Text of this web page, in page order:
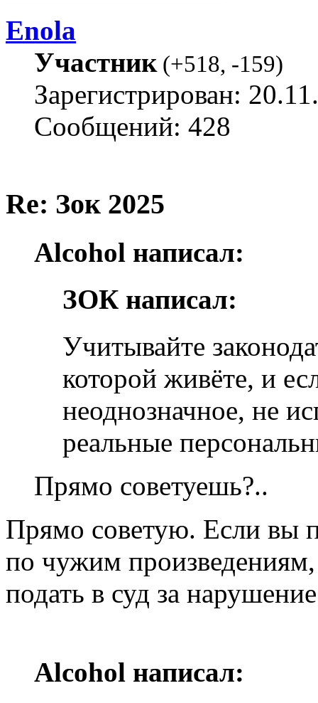
Enola
Участник(+518, -159)
Зарегистрирован:
Сообщений: 428
Re: Зок 2025
Alcohol написал:
ЗОК написал:
Учитывайте
которой живёте, и
неоднозначное, не
реальные
Прямо советуешь?..
Прямо советую. Если вы
по чужим произведениям,
подать в суд за
Alcohol написал: